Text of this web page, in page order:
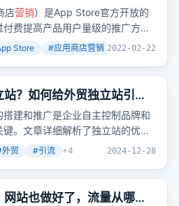
什么?
店营销）是App Store官方开放的
付费提高产品用户量级的推广方
准的用户定位、多样的数据维度、
得更多用户。
Store #应用商店营销 +3
2022-02-22
？如何给外贸独立站引流
搭建和推广是企业自主控制品牌和
键。文章详细解析了独立站的优
及成本，以及多
推广策略，旨
么，你的企业是否已经拥有自己的
外贸 #引流 +4 2024-12-28
网站也做好了，流量从哪